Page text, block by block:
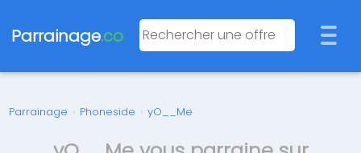
Parrainage.co
Parrainage › Phoneside › yO__Me